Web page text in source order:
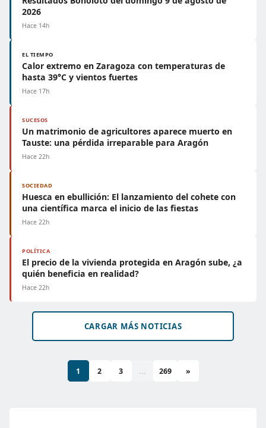
2026
Hace 14h
EL TIEMPO
Calor extremo en Zaragoza con temperaturas de
hasta 39°C y vientos fuertes
Hace 17h
SUCESOS
Un matrimonio de agricultores aparece muerto en
Tauste: una pérdida irreparable para Aragón
Hace 22h
SOCIEDAD
Huesca en ebullición: El lanzamiento del cohete con
una científica marca el inicio de las fiestas
Hace 22h
POLÍTICA
El precio de la vivienda protegida en Aragón sube, ¿a
quién beneficia en realidad?
Hace 22h
CARGAR MÁS NOTICIAS
1 2 3 ... 269 »